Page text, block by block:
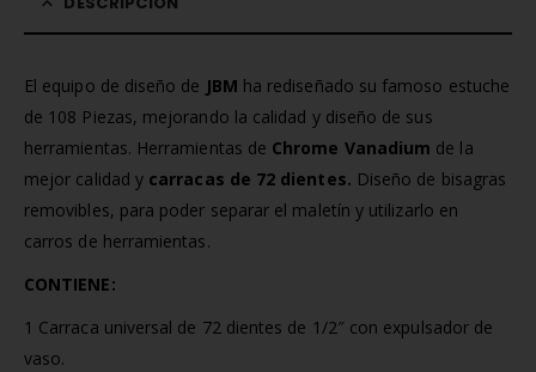
El equipo de diseño de JBM ha rediseñado su famoso estuche
de 108 Piezas, mejorando la calidad y diseño de sus
herramientas. Herramientas de Chrome Vanadium de la
mejor calidad y carracas de 72 dientes. Diseño de bisagras
removibles, para poder separar el maletín y utilizarlo en
carros de herramientas.
CONTIENE:
1 Carraca universal de 72 dientes de 1/2″ con expulsador de
vaso.